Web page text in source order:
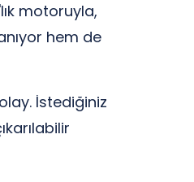
motoruyla,
hem de
İstediğiniz